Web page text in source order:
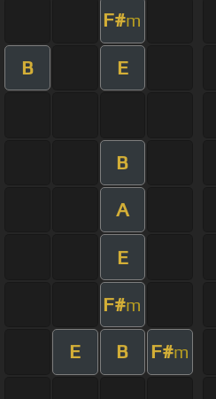
F#m
B E
B
A
E
F#m
E B F#m